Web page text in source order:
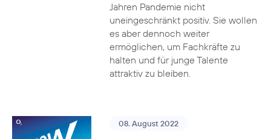
Jahren Pandemie nicht
uneingeschränkt positiv. Sie wollen
es aber dennoch weiter
ermöglichen, um Fachkräfte zu
halten und für junge Talente
attraktiv zu bleiben.
08. August 2022